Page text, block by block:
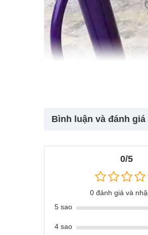
Review khu vui chơi ngoài
Bình luận và đánh giá
0/5
0 đánh giá và
5 sao
4 sao